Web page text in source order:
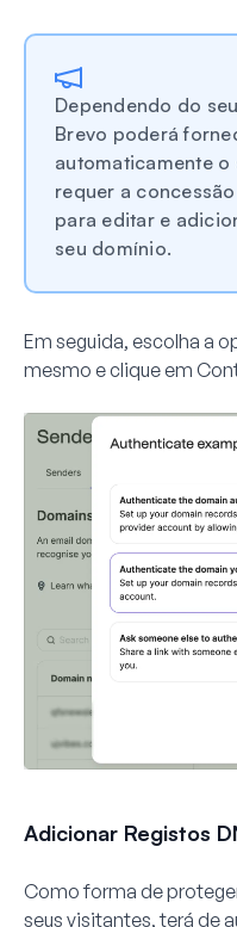
Dependendo do
Brevo poderá
automaticamente o
requer a
para editar e
seu domínio.
Em seguida, escolha a
mesmo e clique em
Adicionar Registos
Como forma de
seus visitantes, terá de